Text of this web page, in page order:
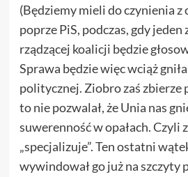
(Będziemy mieli do czynienia z
poprze PiS, podczas, gdy jeden
rządzącej koalicji będzie
Sprawa będzie więc wciąż
politycznej. Ziobro zaś zbierze
to nie pozwalał, że Unia nas
suwerenność w opałach. Czyli
„specjalizuje”. Ten ostatni
wywindował go już na szczyty